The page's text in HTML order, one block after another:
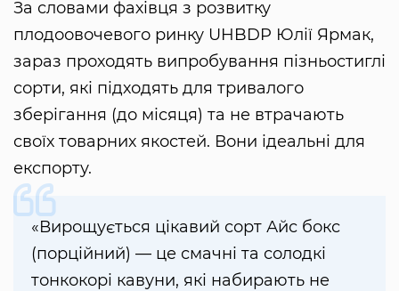
За словами фахівця з розвитку
плодоовочевого ринку UHBDP Юлії Ярмак,
зараз проходять випробування пізньостиглі
сорти, які підходять для тривалого
зберігання (до місяця) та не втрачають
своїх товарних якостей. Вони ідеальні для
експорту.
«Вирощується цікавий сорт Айс бокс
(порційний) — це смачні та солодкі
тонкокорі кавуни, які набирають не